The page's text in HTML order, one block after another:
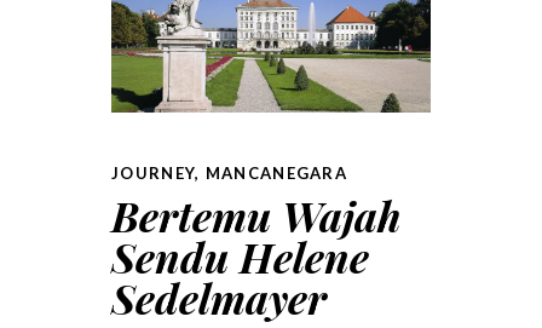
JOURNEY, MANCANEGARA
Bertemu Wajah
Sendu Helene
Sedelmayer